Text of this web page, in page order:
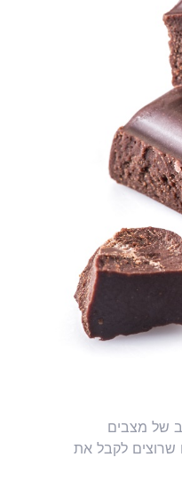
של מצבים
שרוצים לקבל את